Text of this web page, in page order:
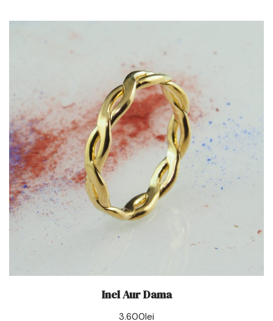
Inel Aur Dama
3.600lei